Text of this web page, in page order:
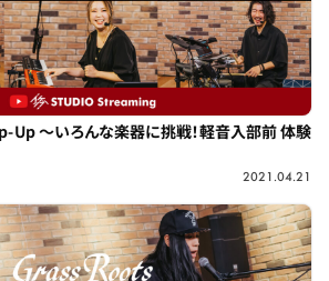
～いろんな楽器に挑戦！軽音入部前 体験
2021.04.21